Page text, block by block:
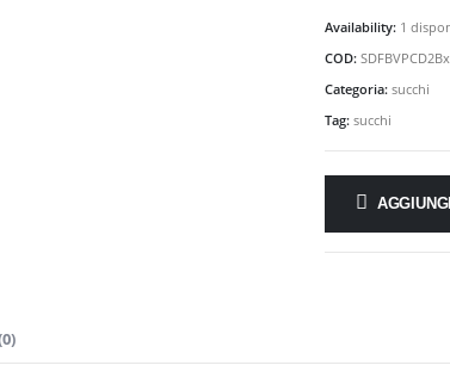
Availability: 1
COD:
Categoria: succhi
Tag: succhi